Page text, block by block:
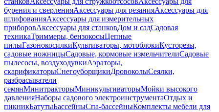
бурения и сверленияАксессуары для резанияАксессуары для
шлифованияАксессуары для измерительных
приборовАксессуары для станковДом и садСадовая
техникаТриммеры, бензокосыЦепные
пилыГазонокосилкиКультиваторы, мотоблокиКусторезы,
садовые ножницыСадовые, кормовые измельчителиСадовые
пылесосы, воздуходувкиАэраторы,
скарификаторыСнегоуборщикиДровоколыСеялки,
разбрасыватели
семянМинитракторыМиникультиваторыМойки высокого
давленияНаборы садового электроинструментаОтдых и
пикникБатутыБассейныСпа-бассейныКомплекты мебели для